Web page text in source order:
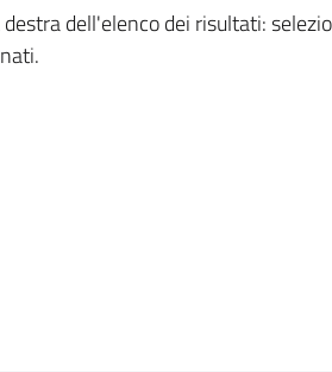
dell'elenco dei risultati: